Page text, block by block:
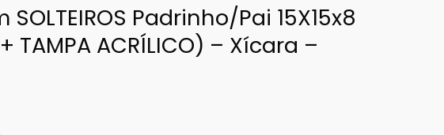
Padrinho/Pai 15X15x8
ACRÍLICO) – Xícara –